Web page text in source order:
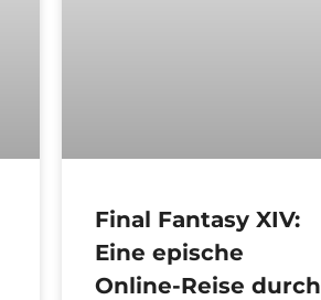
Final Fantasy XIV:
Eine epische
Online-Reise durch